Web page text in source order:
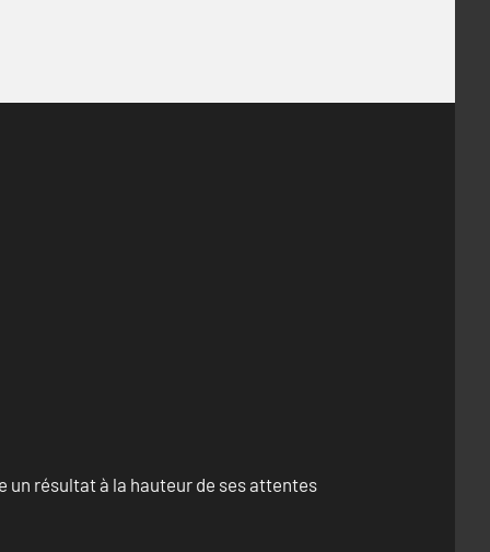
résultat à la hauteur de ses attentes